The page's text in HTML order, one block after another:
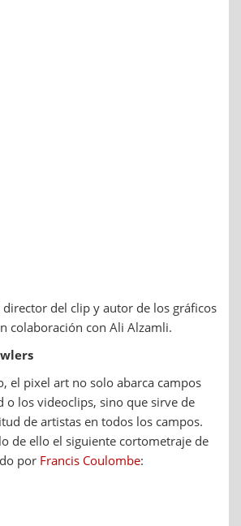
director del clip y autor de los gráficos
colaboración con Ali Alzamli.
el pixel art no solo abarca campos
o los videoclips, sino que sirve de
de artistas en todos los campos.
de ello el siguiente cortometraje de
por Francis Coulombe: